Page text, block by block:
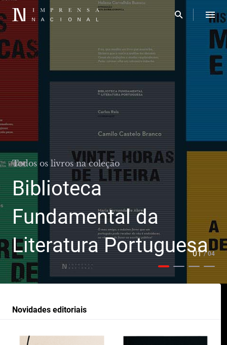
Todos os livros na coleção
Biblioteca
Fundamental da
Literatura Portuguesa
01/ 04
Novidades editoriais